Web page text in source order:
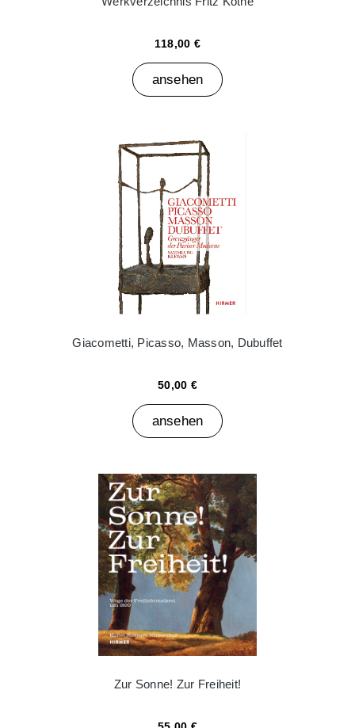
118,00 €
ansehen
Giacometti, Picasso, Masson, Dubuffet
50,00 €
ansehen
Zur Sonne! Zur Freiheit!